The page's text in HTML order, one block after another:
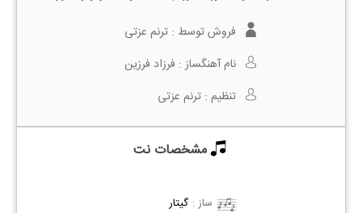
فروش توسط : ترنم عزتی
نام آهنگساز : فرزاد فرزین
تنظیم : ترنم عزتی
مشخصات نت
ساز : گیتار